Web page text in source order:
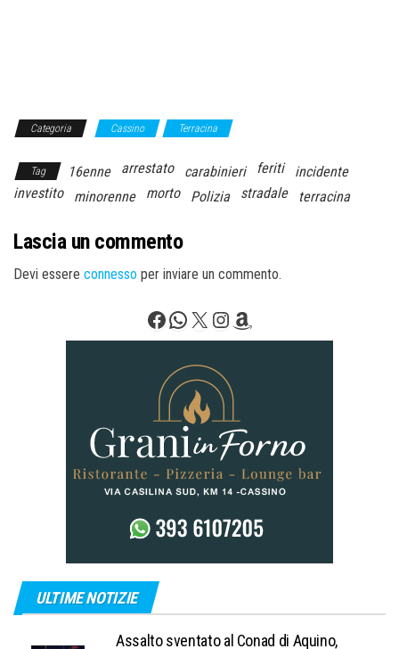
Categoria Cassino Terracina
Tag 16enne arrestato carabinieri feriti
incidente
investito
minorenne morto Polizia stradale terracina
Lascia un commento
Devi essere connesso per inviare un commento.
Facebook
WhatsApp
X Instagram
Amazon
ULTIME NOTIZIE
Assalto sventato al Conad di Aquino,